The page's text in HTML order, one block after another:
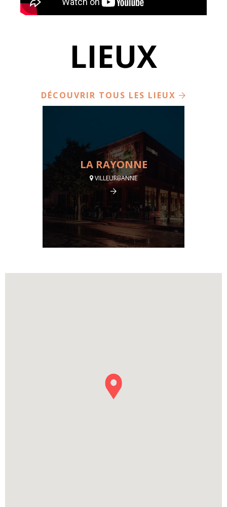
LIEUX
DÉCOUVRIR TOUS LES LIEUX
LA RAYONNE
VILLEURBANNE